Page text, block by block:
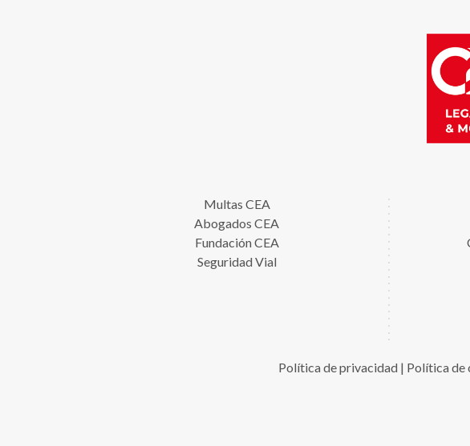
Multas CEA
Abogados CEA
Fundación CEA
Seguridad Vial
Política de privacidad| Política de